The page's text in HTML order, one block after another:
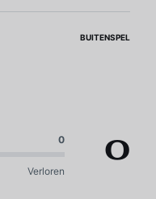
BUITENSPEL
0
Verloren
0